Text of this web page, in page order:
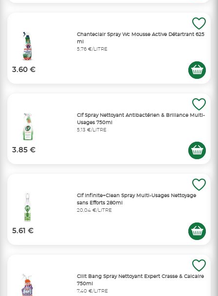
Chanteclair Spray Wc Mousse Active Détartrant 625
ml
5,76 €/LITRE
3.60 €
Cif Spray Nettoyant Antibactérien & Brillance Multi-
Usages 750ml
5,13 €/LITRE
3.85 €
Cif Infinite+Clean Spray Multi-Usages Nettoyage
sans Efforts 280ml
20,04 €/LITRE
5.61 €
Cilit Bang Spray Nettoyant Expert Crasse & Calcaire
750ml
7,40 €/LITRE